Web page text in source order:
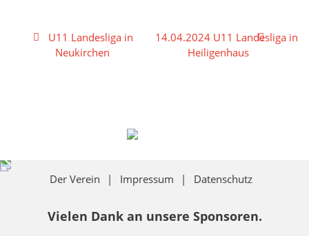
Beitragsnavigation
U11 Landesliga in
Neukirchen
14.04.2024 U11 Landesliga in
Heiligenhaus
Der Verein Impressum Datenschutz
Vielen Dank an unsere Sponsoren.